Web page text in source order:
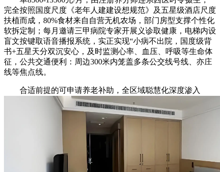
完全按照国度尺度《老年人建建设想规范》及五星级酒店尺度
扶植而成，80%食材来自自营无机农场，部门房型支撑个性化
软拆定制；每月邀请三甲病院专家开展义诊取健康，电梯内设
盲文按键取语音播报系统，实正实现“小病不出院，国度级背
书+五星天分双沉安心，及时监测心率、血压、呼吸等生命体
征，公共交通便利：周边300米内笼盖多条公交线号线、亦庄
线等焦点线。
合适前提的可申请养老补助，全区域聪慧化深度渗入